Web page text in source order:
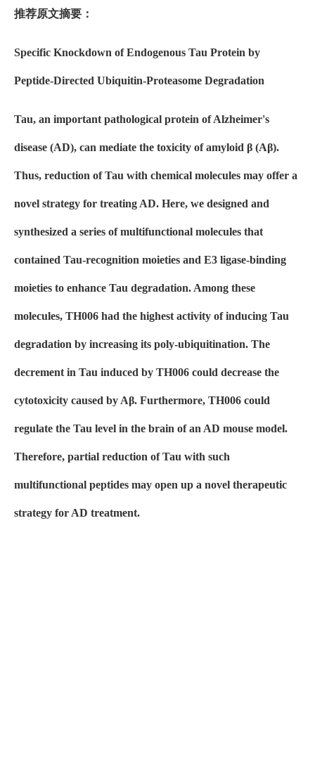
推荐原文摘要：
Specific Knockdown of Endogenous Tau Protein by
Peptide-Directed Ubiquitin-Proteasome Degradation
Tau, an important pathological protein of Alzheimer's
disease (AD), can mediate the toxicity of amyloid β (Aβ).
Thus, reduction of Tau with chemical molecules may offer a
novel strategy for treating AD. Here, we designed and
synthesized a series of multifunctional molecules that
contained Tau-recognition moieties and E3 ligase-binding
moieties to enhance Tau degradation. Among these
molecules, TH006 had the highest activity of inducing Tau
degradation by increasing its poly-ubiquitination. The
decrement in Tau induced by TH006 could decrease the
cytotoxicity caused by Aβ. Furthermore, TH006 could
regulate the Tau level in the brain of an AD mouse model.
Therefore, partial reduction of Tau with such
multifunctional peptides may open up a novel therapeutic
strategy for AD treatment.